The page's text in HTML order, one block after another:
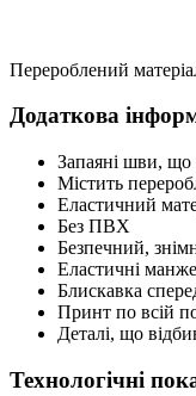
Перероблений
Додаткова
Запаяні шви, що
Містить
Еластичний
Без ПВХ
Безпечний,
Еластичні
Блискавка
Принт по всій
Деталі, що
Технологічні